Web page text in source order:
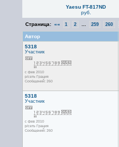
Yaesu FT-817ND
руб.
Страница: «« 1 2 259 260
Автор
5318
Участник
с фев 2010
р/сеть Грация
Сообщений: 260
5318
Участник
с фев 2010
р/сеть Грация
Сообщений: 260